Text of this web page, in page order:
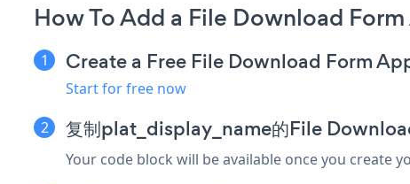
How To Add a File Download
Create a Free File Download Form
Start for free now
复制plat_display_name的File
Your code block will be available once you create